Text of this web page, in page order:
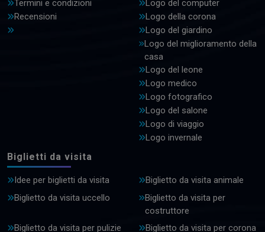
Termini e condizioni
Recensioni
Logo del computer
Logo della corona
Logo del giardino
Logo del miglioramento della
casa
Logo del leone
Logo medico
Logo fotografico
Logo del salone
Logo di viaggio
Logo invernale
Biglietti da visita
Idee per biglietti da visita
Biglietto da visita animale
Biglietto da visita uccello
Biglietto da visita per
costruttore
Biglietto da visita per pulizie
Biglietto da visita per corona